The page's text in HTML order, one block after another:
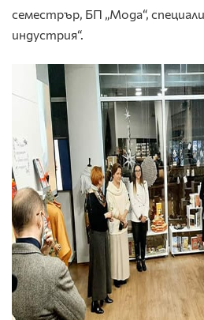
семестрър, БП „Мода“,
индустрия“.